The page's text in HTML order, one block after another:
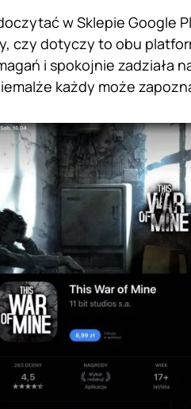
w Sklepie Google
czy dotyczy to obu
i spokojnie zadziała
każdy może